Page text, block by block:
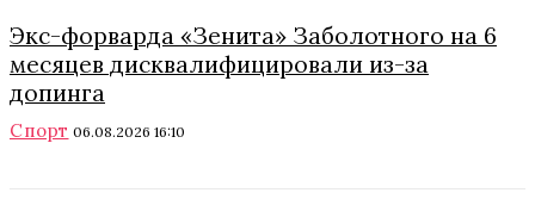
Экс-форварда «Зенита» Заболотного на 6
месяцев дисквалифицировали из-за
допинга
Спорт 06.08.2026 16:10